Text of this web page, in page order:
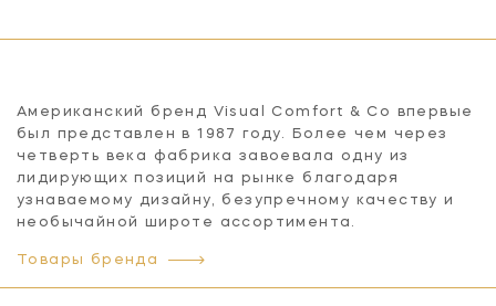
Американский бренд Visual Comfort & Co впервые
был представлен в 1987 году. Более чем через
четверть века фабрика завоевала одну из
лидирующих позиций на рынке благодаря
узнаваемому дизайну, безупречному качеству и
необычайной широте ассортимента.
Товары бренда